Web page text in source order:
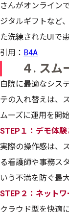
さんがオンライン
ジタルギフトなど
た洗練されたUIで
引用： B4A
４. スム
自院に最適なシス
テの入れ替えは、
ムーズに運用を開
STEP１：デモ体
実際の操作感は、
る看護師や事務ス
いう不満を防ぐ最
STEP２：ネット
クラウド型を快適